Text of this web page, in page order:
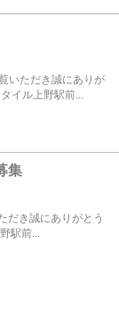
いただき誠にありが
イル上野駅前...
集
だき誠にありがとう
駅前...